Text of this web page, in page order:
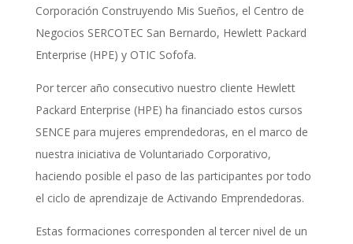
Corporación Construyendo Mis Sueños, el Centro de
Negocios SERCOTEC San Bernardo, Hewlett Packard
Enterprise (HPE) y OTIC Sofofa.
Por tercer año consecutivo nuestro cliente Hewlett
Packard Enterprise (HPE) ha financiado estos cursos
SENCE para mujeres emprendedoras, en el marco de
nuestra iniciativa de Voluntariado Corporativo,
haciendo posible el paso de las participantes por todo
el ciclo de aprendizaje de Activando Emprendedoras.
Estas formaciones corresponden al tercer nivel de un